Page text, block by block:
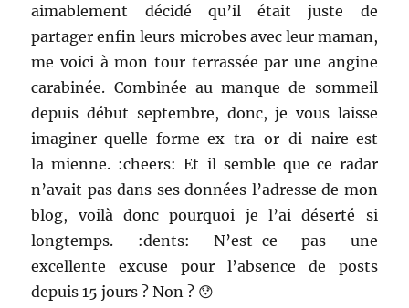
aimablement décidé qu’il était juste de
partager enfin leurs microbes avec leur maman,
me voici à mon tour terrassée par une angine
carabinée. Combinée au manque de sommeil
depuis début septembre, donc, je vous laisse
imaginer quelle forme ex-tra-or-di-naire est
la mienne. :cheers: Et il semble que ce radar
n’avait pas dans ses données l’adresse de mon
blog, voilà donc pourquoi je l’ai déserté si
longtemps. :dents: N’est-ce pas une
excellente excuse pour l’absence de posts
depuis 15 jours ? Non ? 😯